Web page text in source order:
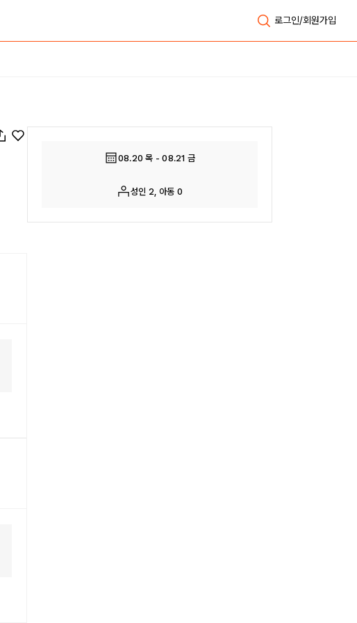
로그인/회원가입
08.20 목 - 08.21 금
성인 2, 아동 0